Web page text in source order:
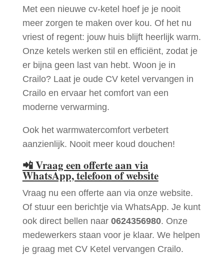
Met een nieuwe cv-ketel hoef je je nooit
meer zorgen te maken over kou. Of het nu
vriest of regent: jouw huis blijft heerlijk warm.
Onze ketels werken stil en efficiënt, zodat je
er bijna geen last van hebt. Woon je in
Crailo? Laat je oude CV ketel vervangen in
Crailo en ervaar het comfort van een
moderne verwarming.
Ook het warmwatercomfort verbetert
aanzienlijk. Nooit meer koud douchen!
📲Vraag een offerte aan via
WhatsApp, telefoon of website
Vraag nu een offerte aan via onze website.
Of stuur een berichtje via WhatsApp. Je kunt
ook direct bellen naar 0624356980. Onze
medewerkers staan voor je klaar. We helpen
je graag met CV Ketel vervangen Crailo.